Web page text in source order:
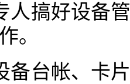
人搞好设备
。
备台帐、卡